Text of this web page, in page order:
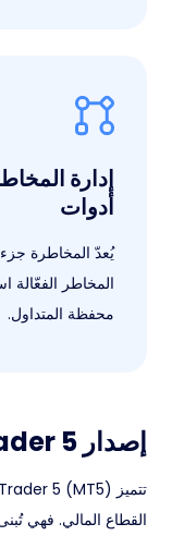
إدارة
أدوات
يُعدّ المخاطرة
المخاطر الفعّالة
محفظة المتداول.
إصدار MetaTrader 5 لسطح المكتب